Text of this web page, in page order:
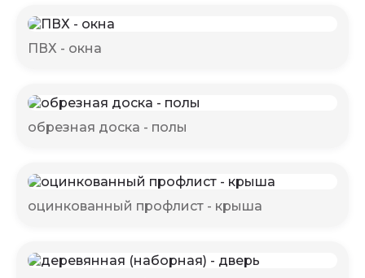
ПВХ - окна
обрезная доска - полы
оцинкованный профлист - крыша